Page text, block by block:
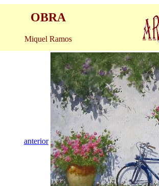
OBRA
Miquel Ramos
anterior